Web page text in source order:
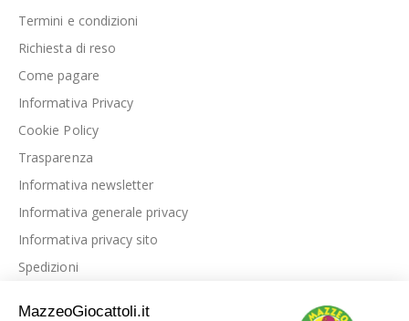
Termini e condizioni
Richiesta di reso
Come pagare
Informativa Privacy
Cookie Policy
Trasparenza
Informativa newsletter
Informativa generale privacy
Informativa privacy sito
Spedizioni